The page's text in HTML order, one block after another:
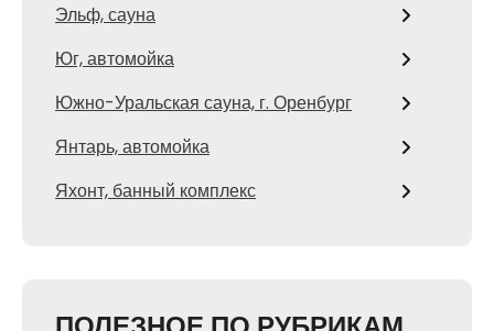
Эльф, сауна
Юг, автомойка
Южно-Уральская сауна, г. Оренбург
Янтарь, автомойка
Яхонт, банный комплекс